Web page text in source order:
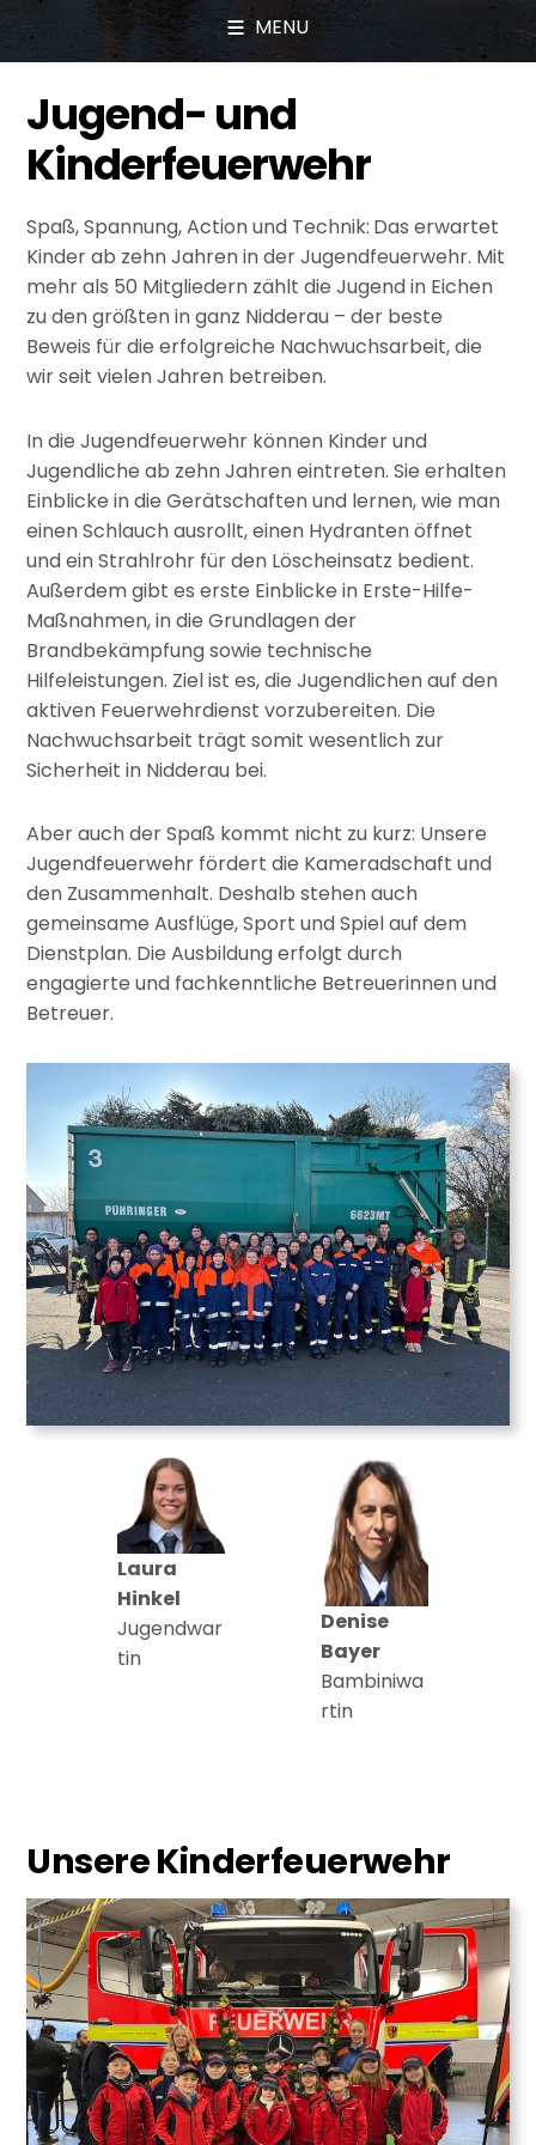
MENU
Jugend- und
Kinderfeuerwehr
Spaß, Spannung, Action und Technik: Das erwartet
Kinder ab zehn Jahren in der Jugendfeuerwehr. Mit
mehr als 50 Mitgliedern zählt die Jugend in Eichen
zu den größten in ganz Nidderau – der beste
Beweis für die erfolgreiche Nachwuchsarbeit, die
wir seit vielen Jahren betreiben.
In die Jugendfeuerwehr können Kinder und
Jugendliche ab zehn Jahren eintreten. Sie erhalten
Einblicke in die Gerätschaften und lernen, wie man
einen Schlauch ausrollt, einen Hydranten öffnet
und ein Strahlrohr für den Löscheinsatz bedient.
Außerdem gibt es erste Einblicke in Erste-Hilfe-
Maßnahmen, in die Grundlagen der
Brandbekämpfung sowie technische
Hilfeleistungen. Ziel ist es, die Jugendlichen auf den
aktiven Feuerwehrdienst vorzubereiten. Die
Nachwuchsarbeit trägt somit wesentlich zur
Sicherheit in Nidderau bei.
Aber auch der Spaß kommt nicht zu kurz: Unsere
Jugendfeuerwehr fördert die Kameradschaft und
den Zusammenhalt. Deshalb stehen auch
gemeinsame Ausflüge, Sport und Spiel auf dem
Dienstplan. Die Ausbildung erfolgt durch
engagierte und fachkenntliche Betreuerinnen und
Betreuer.
Laura
Hinkel
Jugendwar
tin
Denise
Bayer
Bambiniwa
rtin
Unsere Kinderfeuerwehr